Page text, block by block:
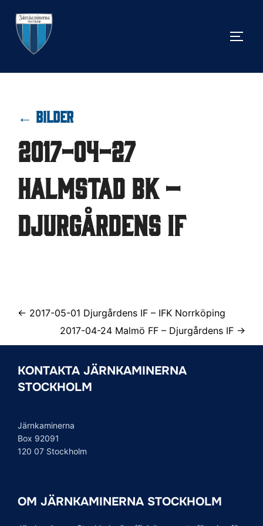
innehåll
← BILDER
2017-04-27
Halmstad BK –
Djurgårdens IF
← 2017-05-01 Djurgårdens IF – IFK Norrköping
2017-04-24 Malmö FF – Djurgårdens IF →
KONTAKTA JÄRNKAMINERNA
STOCKHOLM
Järnkaminerna
Box 92091
120 07 Stockholm
OM JÄRNKAMINERNA STOCKHOLM